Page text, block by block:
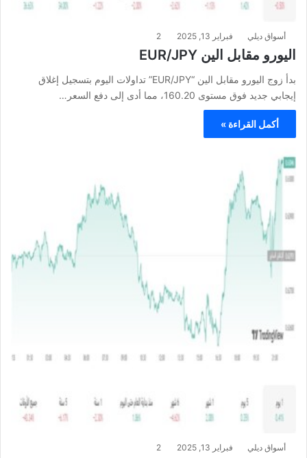
أسواق ديلي فبراير 13, 2025 2
اليورو مقابل الين EUR/JPY
بدأ زوج اليورو مقابل الين “EUR/JPY” تداولات اليوم بتسجيل إغلاق
إيجابي جديد فوق مستوى 160.20، مما أدى إلى دفع السعر…
أكمل القراءة »
أسواق ديلي فبراير 13, 2025 2